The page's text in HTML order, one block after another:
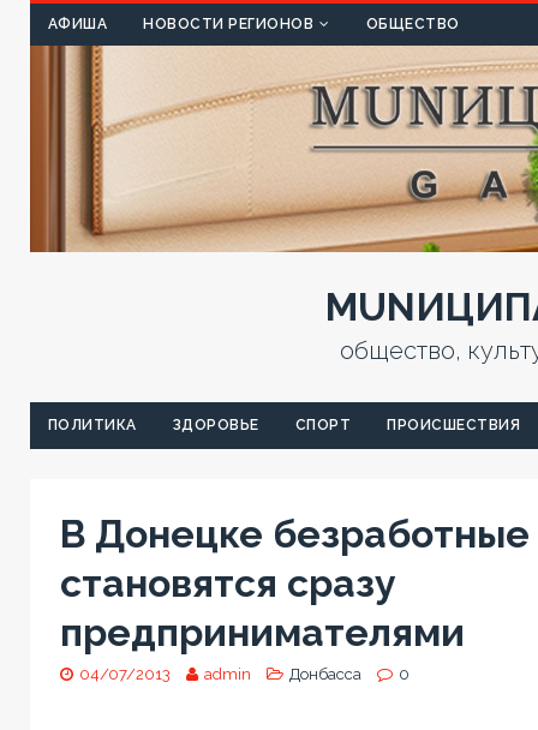
АФИША НОВОСТИ РЕГИОНОВ ОБЩЕСТВО
общество,
ПОЛИТИКА ЗДОРОВЬЕ СПОРТ ПРОИСШЕСТВИЯ
В Донецке безработные
становятся сразу
предпринимателями
04/07/2013 admin Донбасса 0